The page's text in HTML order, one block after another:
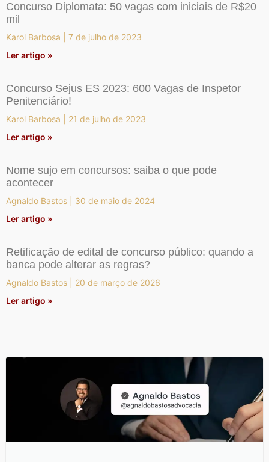
Concurso Diplomata: 50 vagas com iniciais de R$20
mil
Karol Barbosa
7 de julho de 2023
Ler artigo »
Concurso Sejus ES 2023: 600 Vagas de Inspetor
Penitenciário!
Karol Barbosa
21 de julho de 2023
Ler artigo »
Nome sujo em concursos: saiba o que pode
acontecer
Agnaldo Bastos
30 de maio de 2024
Ler artigo »
Retificação de edital de concurso público: quando a
banca pode alterar as regras?
Agnaldo Bastos
20 de março de 2026
Ler artigo »